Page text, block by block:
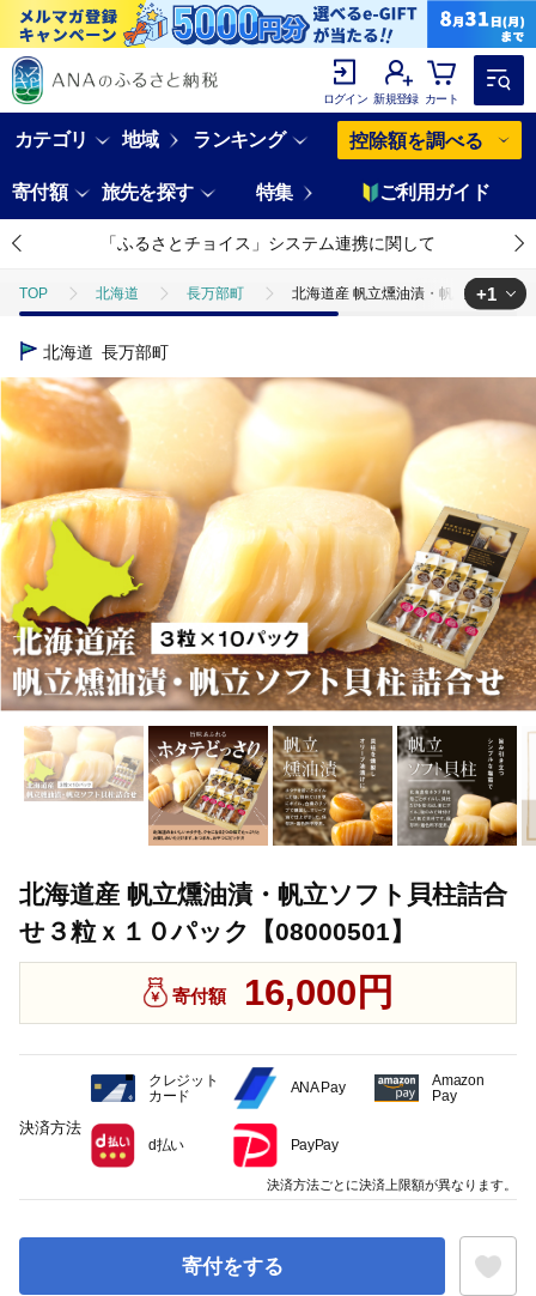
ログイン 新規登録 カート
カテゴリ 地域 ランキング 控除額を調べる
寄付額 旅先を探す 特集 ご利用ガイド
「ふるさとチョイス」システム連携に関して
TOP 北海道 長万部町 北海道産 帆立燻油漬・帆立ソフト貝
TOP
+1
北海道 長万部町
北海道産 帆立燻油漬・帆立ソフト貝柱詰合
せ３粒ｘ１０パック【08000501】
寄付額 16,000円
寄付をする
決済方法
クレジット
カード
ANA Pay
Amazon
Pay
d払い PayPay
決済方法ごとに決済上限額が異なります。